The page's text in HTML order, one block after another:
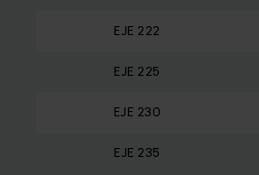
EJE 222
EJE 225
EJE 230
EJE 235